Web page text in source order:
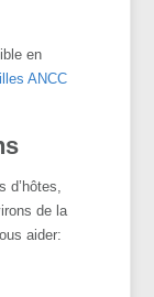
en
ANCC
de la
aider: